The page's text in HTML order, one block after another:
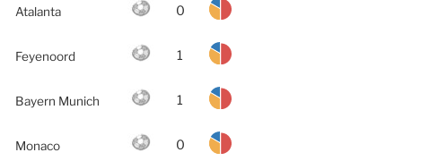
Atalanta 0
Feyenoord 1
Bayern Munich 1
Monaco 0